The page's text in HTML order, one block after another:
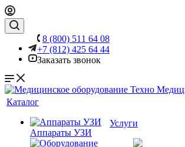
8 (800) 511 64 08
+7 (812) 425 64 44
Заказать звонок
Каталог
Аппараты УЗИ
Услуги